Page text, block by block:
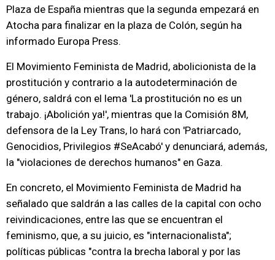
Plaza de España mientras que la segunda empezará en
Atocha para finalizar en la plaza de Colón, según ha
informado Europa Press.
El Movimiento Feminista de Madrid, abolicionista de la
prostitución y contrario a la autodeterminación de
género, saldrá con el lema 'La prostitución no es un
trabajo. ¡Abolición ya!', mientras que la Comisión 8M,
defensora de la Ley Trans, lo hará con 'Patriarcado,
Genocidios, Privilegios #SeAcabó' y denunciará, además,
la "violaciones de derechos humanos" en Gaza.
En concreto, el Movimiento Feminista de Madrid ha
señalado que saldrán a las calles de la capital con ocho
reivindicaciones, entre las que se encuentran el
feminismo, que, a su juicio, es "internacionalista";
políticas públicas "contra la brecha laboral y por las